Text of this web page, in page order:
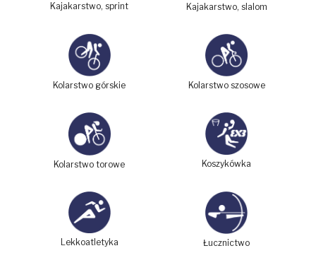
Kajakarstwo, sprint Kajakarstwo, slalom
Kolarstwo górskie Kolarstwo szosowe
Kolarstwo torowe Koszykówka
Lekkoatletyka Łucznictwo